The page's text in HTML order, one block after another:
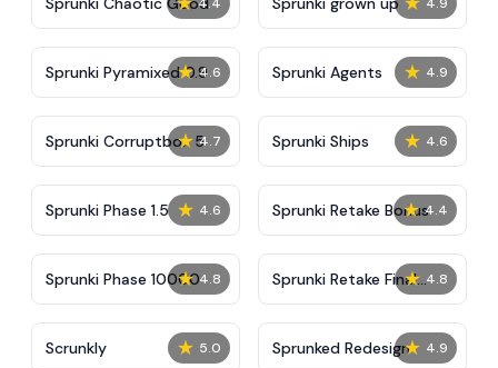
★ 4.6
Sprunki Pyramixed 0.9 ★ 4.9
Sprunki Agents
★ 4.7
Sprunki Corruptbox 5 ★ 4.6
Sprunki Ships
★ 4.6
Sprunki Phase 1.5 ★ 4.4
Sprunki Retake Bonus
★ 4.8
Sprunki Phase 10000 ★ 4.8
Sprunki Retake Final
Update
★ 5.0
Scrunkly ★ 4.9
Sprunked Redesign